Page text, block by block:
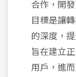
合作，開
目標是讓
的深度，
旨在建立
用戶，進